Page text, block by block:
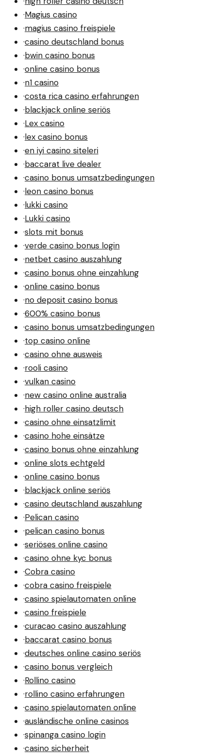
·Magius casino
·magius casino freispiele
·casino deutschland bonus
·bwin casino bonus
·online casino bonus
·n1 casino
·costa rica casino erfahrungen
·blackjack online seriös
·Lex casino
·lex casino bonus
·en iyi casino siteleri
·baccarat live dealer
·casino bonus umsatzbedingungen
·leon casino bonus
·lukki casino
·Lukki casino
·slots mit bonus
·verde casino bonus login
·netbet casino auszahlung
·casino bonus ohne einzahlung
·online casino bonus
·no deposit casino bonus
·600% casino bonus
·casino bonus umsatzbedingungen
·top casino online
·casino ohne ausweis
·rooli casino
·vulkan casino
·new casino online australia
·high roller casino deutsch
·casino ohne einsatzlimit
·casino hohe einsätze
·casino bonus ohne einzahlung
·online slots echtgeld
·online casino bonus
·blackjack online seriös
·casino deutschland auszahlung
·Pelican casino
·pelican casino bonus
·seriöses online casino
·casino ohne kyc bonus
·Cobra casino
·cobra casino freispiele
·casino spielautomaten online
·casino freispiele
·curacao casino auszahlung
·baccarat casino bonus
·deutsches online casino seriös
·casino bonus vergleich
·Rollino casino
·rollino casino erfahrungen
·casino spielautomaten online
·ausländische online casinos
·spinanga casino login
·casino sicherheit